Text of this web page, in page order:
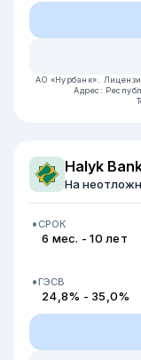
АО «Нурбанк».
Адрес:
Halyk
На
СРОК
6 мес. - 10 лет
ГЭСВ
24,8% - 35,0%